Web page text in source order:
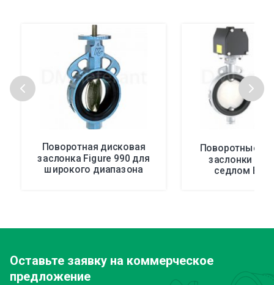
Поворотная дисковая
заслонка Figure 990 для
широкого диапазона
Поворотные
заслонки с
седлом
Оставьте заявку на коммерческое
предложение